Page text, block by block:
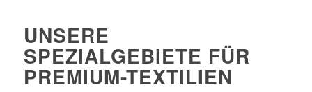
UNSERE
SPEZIALGEBIETE FÜR
PREMIUM-TEXTILIEN